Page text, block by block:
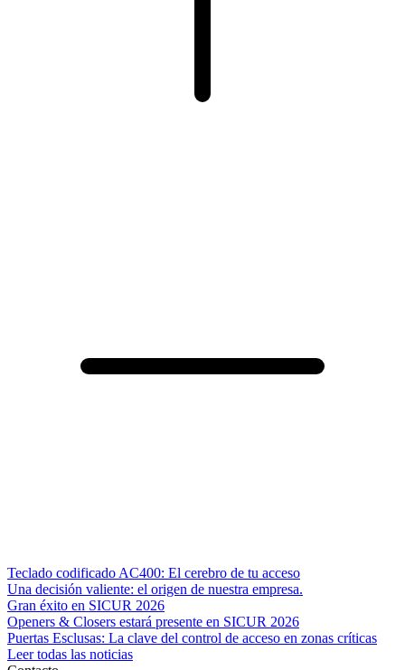
Teclado codificado AC400: El cerebro de tu acceso
Una decisión valiente: el origen de nuestra empresa.
Gran éxito en SICUR 2026
Openers & Closers estará presente en SICUR 2026
Puertas Esclusas: La clave del control de acceso en zonas críticas
Leer todas las noticias